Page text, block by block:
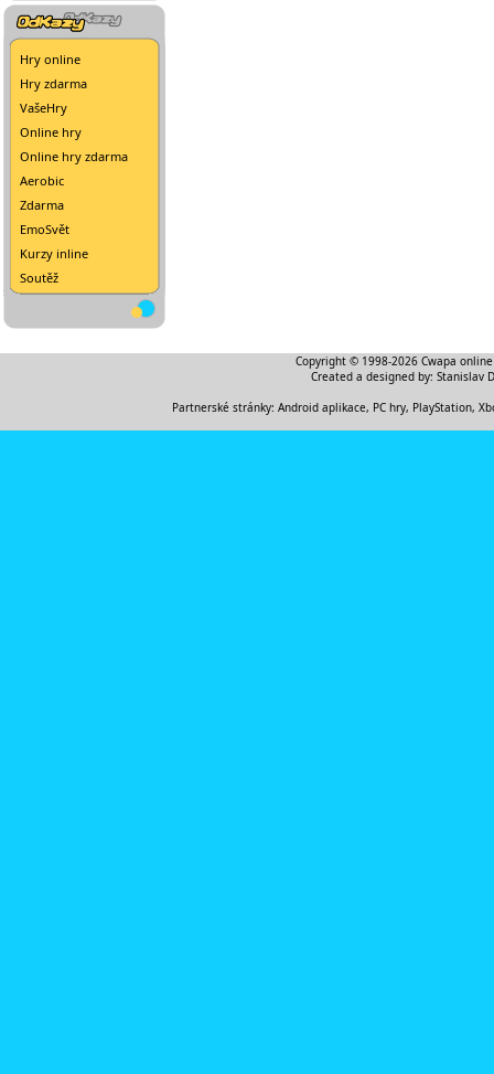
Hry online
Hry zdarma
VašeHry
Online hry
Online hry zdarma
Aerobic
Zdarma
EmoSvět
Kurzy inline
Soutěž
Copyright © 1998-2026 Cwapa
Created a designed by: Stanislav
Partnerské stránky: Android aplikace, PC hry, PlayStation,